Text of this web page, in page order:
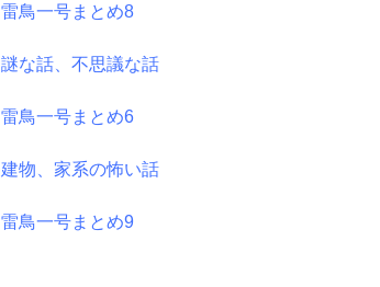
雷鳥一号まとめ8
謎な話、不思議な話
雷鳥一号まとめ6
建物、家系の怖い話
雷鳥一号まとめ9